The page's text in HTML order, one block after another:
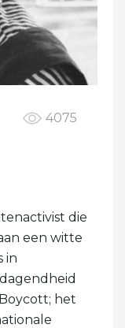
4075
die
een witte
in
het